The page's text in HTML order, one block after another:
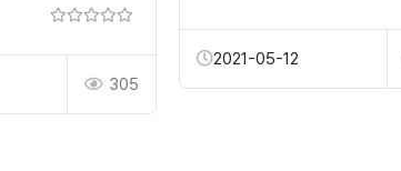
2021-05-12
305